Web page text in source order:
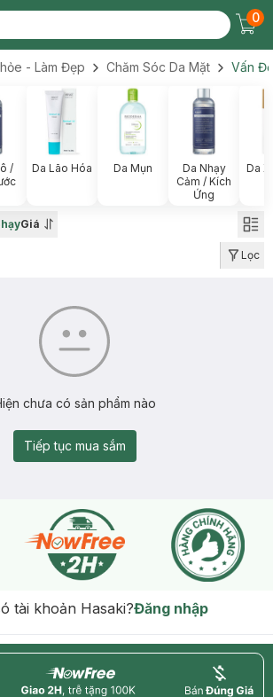
0
- Làm Đẹp Chăm Sóc Da Mặt Vấn
/
Da Lão Hóa Da Mụn
Da Nhạy
Cảm / Kích
Ứng
Da
Giá
Lọc
chưa có sản phẩm nào
Tiếp tục mua sắm
tài khoản Hasaki?Đăng nhập